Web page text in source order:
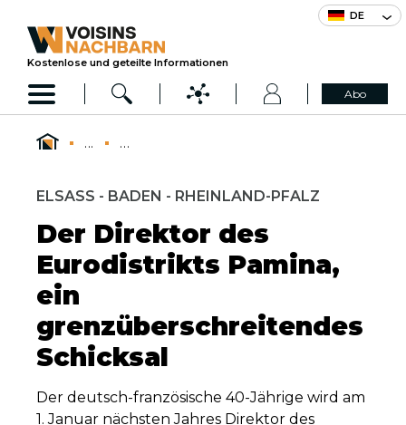
DE
Kostenlose und geteilte Informationen
Abo
... ...
ELSASS - BADEN - RHEINLAND-PFALZ
Der Direktor des
Eurodistrikts Pamina,
ein
grenzüberschreitendes
Schicksal
Der deutsch-französische 40-Jährige wird am
1. Januar nächsten Jahres Direktor des